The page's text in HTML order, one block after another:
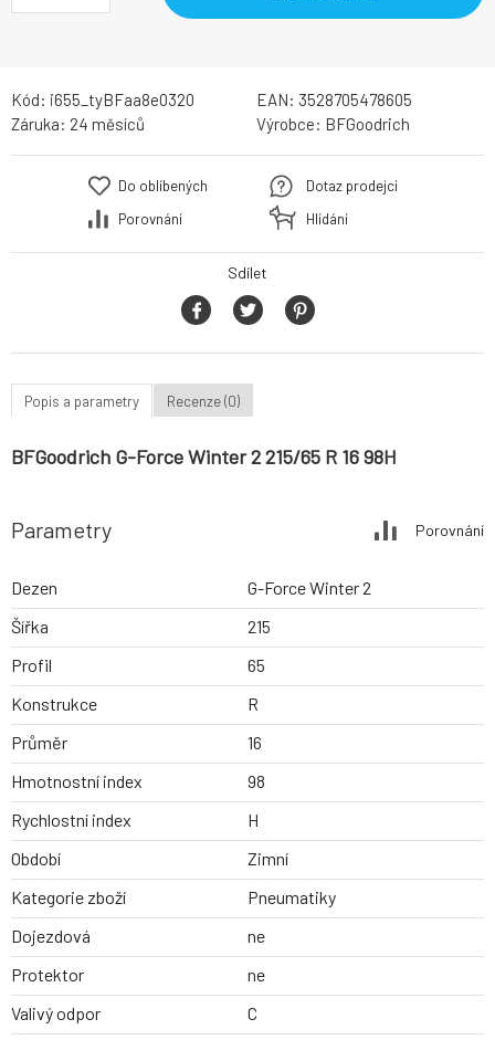
Kód: i655_tyBFaa8e0320 EAN: 3528705478605
Záruka: 24 měsíců Výrobce: BFGoodrich
Do oblíbených
Porovnání
Dotaz prodejci
Hlídání
Sdílet
Popis a parametry Recenze (0)
BFGoodrich G-Force Winter 2 215/65 R 16 98H
Parametry Porovnání
Dezen
G-Force Winter 2
Šířka
215
Profil
65
Konstrukce
R
Průměr
16
Hmotnostní index
98
Rychlostní index
H
Období
Zimní
Kategorie zboží
Pneumatiky
Dojezdová
ne
Protektor
ne
Valivý odpor
C